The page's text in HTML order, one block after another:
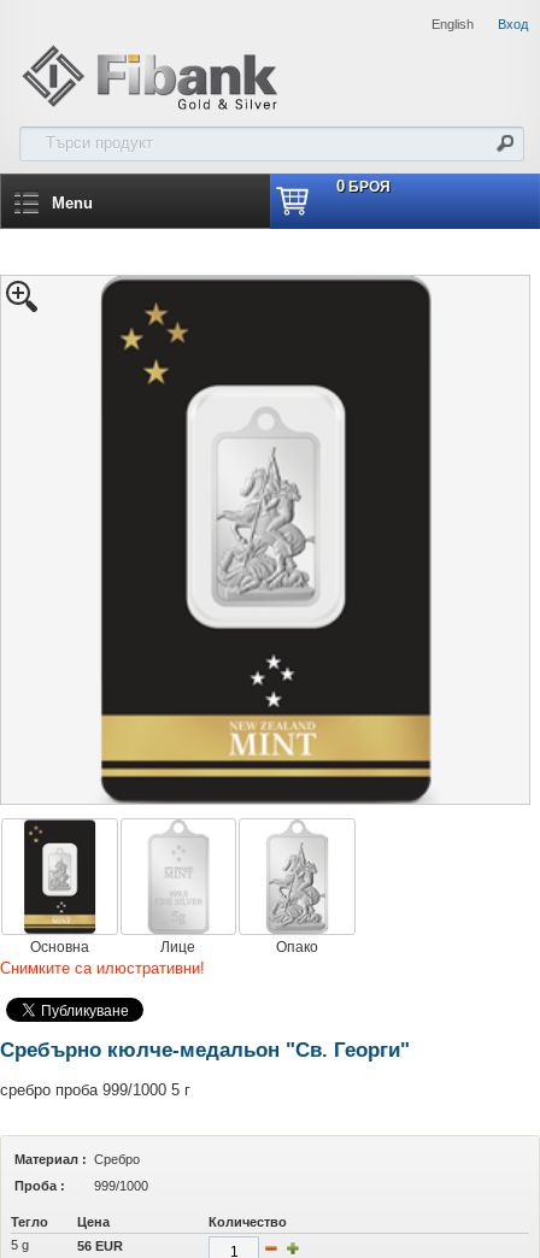
English Вход
Menu
0БРОЯ
Основна Лице Опако
Снимките са илюстративни!
Сребърно кюлче-медальон "Св. Георги"
сребро проба 999/1000 5 г
Материал : Сребро
Проба :
999/1000
Тегло Цена
Количество
5 g
56 EUR